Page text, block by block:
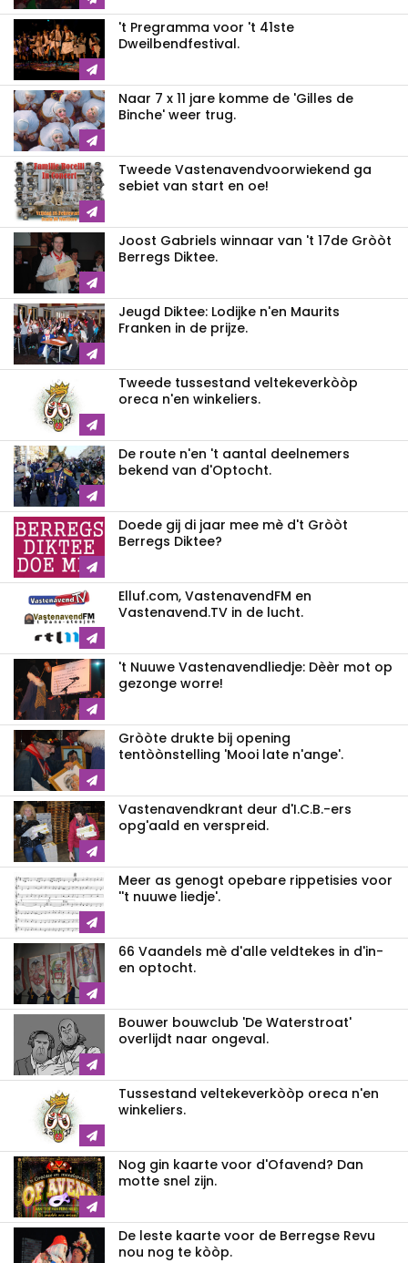
't Pregramma voor 't 41ste
Dweilbendfestival.
Naar 7 x 11 jare komme de 'Gilles de
Binche' weer trug.
Tweede Vastenavendvoorwiekend ga
sebiet van start en oe!
Joost Gabriels winnaar van 't 17de Gròòt
Berregs Diktee.
Jeugd Diktee: Lodijke n'en Maurits
Franken in de prijze.
Tweede tussestand veltekeverkòòp
oreca n'en winkeliers.
De route n'en 't aantal deelnemers
bekend van d'Optocht.
Doede gij di jaar mee mè d't Gròòt
Berregs Diktee?
Elluf.com, VastenavendFM en
Vastenavend.TV in de lucht.
't Nuuwe Vastenavendliedje: Dèèr mot op
gezonge worre!
Gròòte drukte bij opening
tentòònstelling 'Mooi late n'ange'.
Vastenavendkrant deur d'I.C.B.-ers
opg'aald en verspreid.
Meer as genogt opebare rippetisies voor
''t nuuwe liedje'.
66 Vaandels mè d'alle veldtekes in d'in-
en optocht.
Bouwer bouwclub 'De Waterstroat'
overlijdt naar ongeval.
Tussestand veltekeverkòòp oreca n'en
winkeliers.
Nog gin kaarte voor d'Ofavend? Dan
motte snel zijn.
De leste kaarte voor de Berregse Revu
nou nog te kòòp.